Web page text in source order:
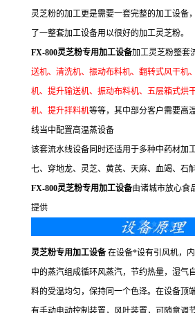
灵芝粉的加工更是需要一套完整的加工设备
了一整套加工设备用以很好的加工灵芝粉。
FX-800灵芝粉专用加工设备加工灵芝粉整套
送机、清洗机、振动布料机、翻转式风干机
机、提升输送机、振动布料机、五层箱式烘
机、提升拌料机等等，其中部分客户需要高
线当中配置高温蒸设备
该套流水线设备同时还适用于多种中药材加
七、穿地龙、灵芝、黄芪、天麻、血竭、石
FX-800灵芝粉专用加工设备由诸城市放心食
提供
灵芝粉专用加工设备 在设备*设有引风机，
中的蒸汽组成循环风蒸汽，节约热量，湿气
料的受温均匀，保持同一个色泽。在设备顶
有手动电动控制装置，风叶装置，可随意调